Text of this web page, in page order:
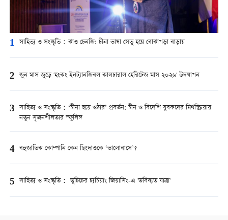
1 সাহিত্য ও সংস্কৃতি：ঝাও চেনজি: চীনা ভাষা সেতু হয়ে বোঝাপড়া বাড়ায়
2 জুন মাস জুড়ে 'হংকং ইনট্যানজিবল কালচারাল হেরিটেজ মাস ২০২৬' উদযাপন
3 সাহিত্য ও সংস্কৃতি：‘চীনা হয়ে ওঠার’ প্রবর্তন: চীন ও বিদেশি যুবকদের মিথস্ক্রিয়ায়
নতুন সৃজনশীলতার স্ফুলিঙ্গ
4 বহুজাতিক কোম্পানি কেন ছিংদাওকে ‘ভালোবাসে’?
5 সাহিত্য ও সংস্কৃতি： ভুচিচের চ্যচিয়াং জিয়াসিং-এ 'ভবিষ্যত যাত্রা'